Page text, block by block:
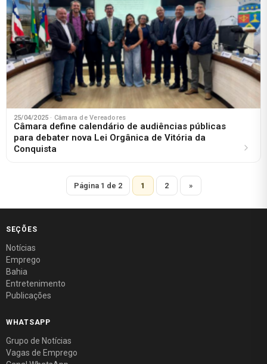
25/04/2025 · Câmara de Vereadores
Câmara define calendário de audiências públicas
para debater nova Lei Orgânica de Vitória da
Conquista
Página 1 de 2 1 2 »
SEÇÕES
Notícias
Emprego
Bahia
Entretenimento
Publicações
WHATSAPP
Grupo de Notícias
Vagas de Emprego